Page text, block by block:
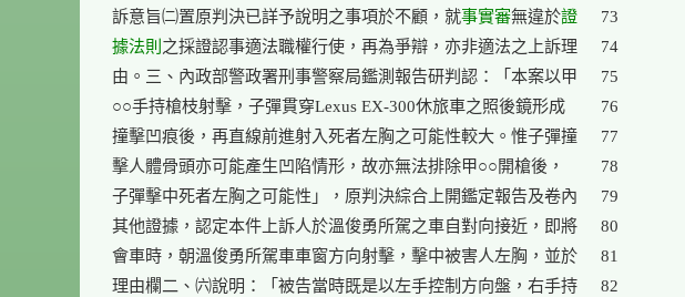
訴意旨㈡置原判決已詳予說明之事項於不顧，就事實審無違於證
據法則 之採證認事適法職權行使，再為爭辯，亦非適法之上訴理
由。三、內政部警政署刑事警察局鑑測報告研判認：「本案以甲
○○手持槍枝射擊，子彈貫穿Lexus EX-300休旅車之照後鏡形成
撞擊凹痕後，再直線前進射入死者左胸之可能性較大。惟子彈撞
擊人體骨頭亦可能產生凹陷情形，故亦無法排除甲○○開槍後，
子彈擊中死者左胸之可能性」，原判決綜合上開鑑定報告及卷內
其他證據，認定本件上訴人於溫俊勇所駕之車自對向接近，即將
會車時，朝溫俊勇所駕車車窗方向射擊，擊中被害人左胸，並於
理由欄二、㈥說明：「被告當時既是以左手控制方向盤，右手持
73
74
75
76
77
78
79
80
81
82